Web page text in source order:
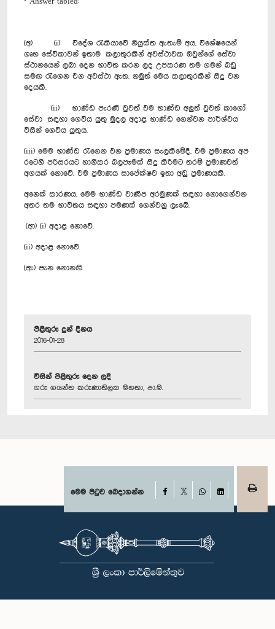
(අ) (i) විදේශ රැකියාවේ නියුක්ත ඇතැම් අය, විශේෂයෙන්
ගෘහ සේවිකාවන් ඉතාම කලාතුරකින් අවස්ථාවක ඔවුන්ගේ සේවා
ස්ථානයෙන් ලබා දෙන භාවිත කරන ලද උපකරණ තම ගමන් බඩු
සමඟ රැගෙන එන අවස්ථා ඇත. නමුත් මෙය කලාතුරකින් සිදු වන
දෙයකි.
(ii) භාණ්ඩ පැරණි වුවත් එම භාණ්ඩ අලුත් වුවත් කාගෝ
සේවා සඳහා ගෙවිය යුතු මුදල අදාළ භාණ්ඩ ගෙන්වන පාර්ශ්වය
විසින් ගෙවිය යුතුය.
(iii) මෙම භාණ්ඩ රැගෙන එන ප්‍රමාණය සැලකීමේදී, එම ප්‍රමාණය අප
රටෙහි පරිසරයට හානිකර බලපෑමක් සිදු කිරීමට තරම් ප්‍රමාණවත්
අගයක් නොවේ. එම ප්‍රමාණය සාපේක්ෂව ඉතා අඩු ප්‍රමාණයකි.
අනෙක් කාරණය, මෙම භාණ්ඩ වාණිජ අරමුණක් සඳහා නොගෙන්වන
අතර තම භාවිතය සඳහා පමණක් ගෙන්වනු ලැබේ.
(ආ) (i) අදාළ නොවේ.
(ii) අදාළ නොවේ.
(ඇ) පැන නොනඟී.
පිළිතුරු දුන් දිනය
2016-01-28
විසින් පිළිතුරු දෙන ලදී
ගරු ගයන්ත කරුණාතිලක මහතා, පා.ම.
මෙම පිටුව බෙදාගන්න Facebook
WhatsAppLinkedIn